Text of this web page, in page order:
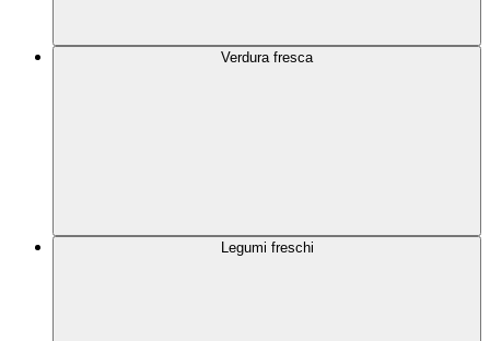
Verdura fresca
Legumi freschi